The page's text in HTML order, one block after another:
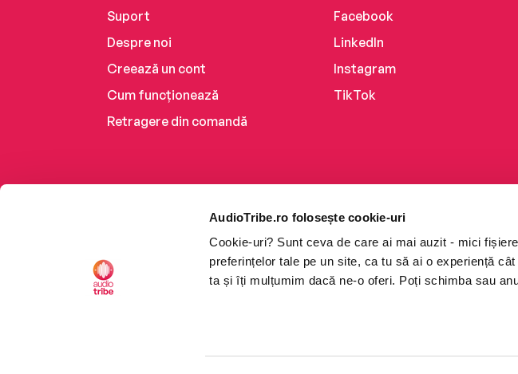
AudioTribe.ro folosește cookie-uri
Cookie-uri? Sunt ceva de care ai mai auzit - mici
preferințelor tale pe un site, ca tu să ai o experiență
ta și îți mulțumim dacă ne-o oferi. Poți schimba sau
Suport
Despre noi
Creează un cont
Cum funcționează
Retragere din comandă
Facebook
LinkedIn
Instagram
TikTok